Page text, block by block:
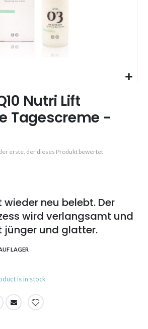
Nutri Lift
Tagescreme -
erste, der dieses Produkt bewertet
wieder neu belebt. Der
wird verlangsamt und
jünger und glatter.
LAGER
is in stock